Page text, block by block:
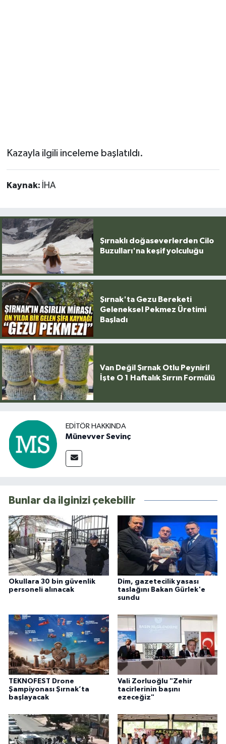
Kazayla ilgili inceleme başlatıldı.
Kaynak: İHA
Şırnaklı doğaseverlerden Cilo
Buzulları'na keşif yolculuğu
Şırnak'ta Gezu Bereketi
Geleneksel Pekmez Üretimi
Başladı
Van Değil Şırnak Otlu Peyniri!
İşte O 1 Haftalık Sırrın Formülü
EDITÖR HAKKINDA
Münevver Sevinç
Bunlar da ilginizi çekebilir
Okullara 30 bin güvenlik
personeli alınacak
Dim, gazetecilik yasası
taslağını Bakan Gürlek'e
sundu
TEKNOFEST Drone
Şampiyonası Şırnak’ta
başlayacak
Vali Zorluoğlu "Zehir
tacirlerinin başını
ezeceğiz"